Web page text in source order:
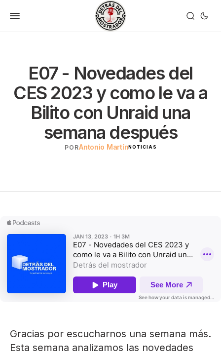
E07 - Novedades del
CES 2023 y como le va a
Bilito con Unraid una
semana después
PORAntonio MartínNOTICIAS
Gracias por escucharnos una semana más.
Esta semana analizamos las novedades